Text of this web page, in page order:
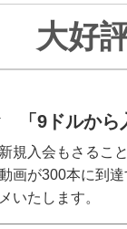
大好
「9ドルから
新規入会もさるこ
画が300本に到
メいたします。